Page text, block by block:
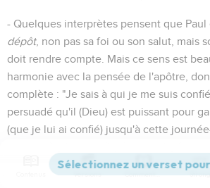
- Quelques interprètes pensent que Paul
dépôt, non pas sa foi ou son salut, mais
doit rendre compte. Mais ce sens est
harmonie avec la pensée de l'apôtre,
complète : "Je sais à qui je me suis
persuadé qu'il (Dieu) est puissant pour
(que je lui ai confié) jusqu'à cette
modèleou letypedes saines
doctrines, voir, sur cette expression,
Versions Commentaires Strong